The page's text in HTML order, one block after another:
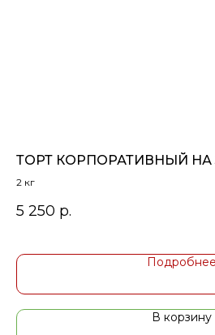
ТОРТ КОРПОРАТИВНЫЙ НА
2 кг
5 250 р.
Подробнее
В корзину